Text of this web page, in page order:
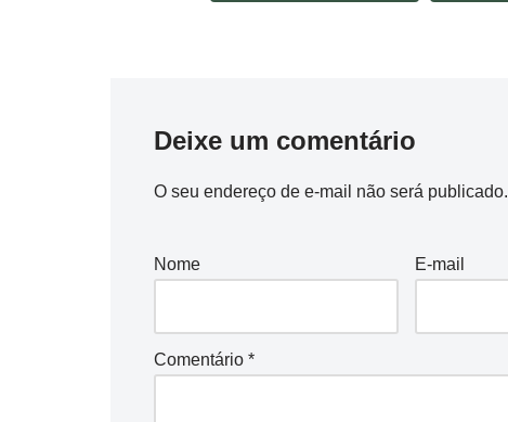
Deixe um comentário
O seu endereço de e-mail não será publicado.
Nome E-mail
Comentário *